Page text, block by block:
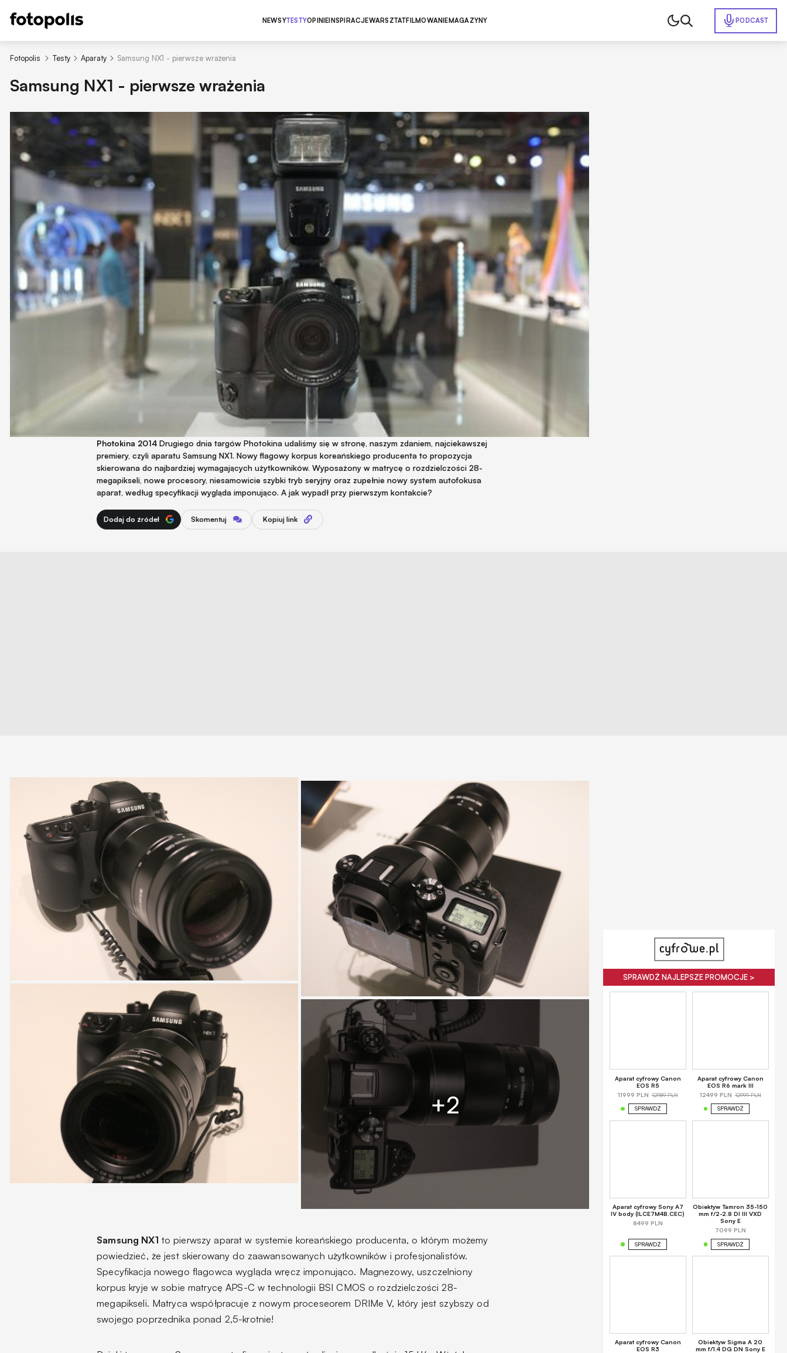
NEWSYTESTYOPINIEINSPIRACJEWARSZTATFILMOWANIEMAGAZYNY PODCAST
Fotopolis Testy Aparaty Samsung NX1 - pierwsze wrażenia
Samsung NX1 - pierwsze wrażenia
Photokina 2014 Drugiego dnia targów Photokina udaliśmy się w stronę, naszym zdaniem, najciekawszej
premiery, czyli aparatu Samsung NX1. Nowy flagowy korpus koreańskiego producenta to propozycja
skierowana do najbardziej wymagających użytkowników. Wyposażony w matrycę o rozdzielczości 28-
megapikseli, nowe procesory, niesamowicie szybki tryb seryjny oraz zupełnie nowy system autofokusa
aparat, według specyfikacji wygląda imponująco. A jak wypadł przy pierwszym kontakcie?
Dodaj do źródeł Skomentuj Kopiuj link
Samsung NX1 to pierwszy aparat w systemie koreańskiego producenta, o którym możemy
powiedzieć, że jest skierowany do zaawansowanych użytkowników i profesjonalistów.
Specyfikacja nowego flagowca wygląda wręcz imponująco. Magnezowy, uszczelniony
korpus kryje w sobie matrycę APS-C w technologii BSI CMOS o rozdzielczości 28-
megapikseli. Matryca współpracuje z nowym proceseorem DRIMe V, który jest szybszy od
swojego poprzednika ponad 2,5-krotnie!
SPRAWDŹ NAJLEPSZE PROMOCJE >
Aparat cyfrowy Canon
EOS R5
11999 PLN 12989 PLN
SPRAWDŹ
Aparat cyfrowy Canon
EOS R6 mark III
12499 PLN 12999 PLN
SPRAWDŹ
Aparat cyfrowy Sony A7
IV body (ILCE7M4B.CEC)
8499 PLN
SPRAWDŹ
Obiektyw Tamron 35-150
mm f/2-2.8 DI III VXD
Sony E
7099 PLN
SPRAWDŹ
Aparat cyfrowy Canon
EOS R3
Obiektyw Sigma A 20
mm f/1.4 DG DN Sony E